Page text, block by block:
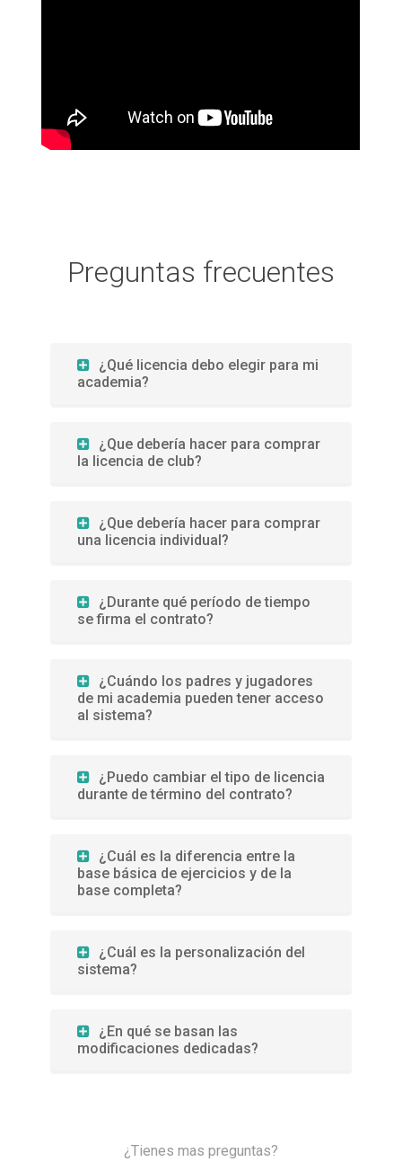
Preguntas frecuentes
¿Qué licencia debo elegir para mi
academia?
¿Que debería hacer para comprar
la licencia de club?
¿Que debería hacer para comprar
una licencia individual?
¿Durante qué período de tiempo
se firma el contrato?
¿Cuándo los padres y jugadores
de mi academia pueden tener acceso
al sistema?
¿Puedo cambiar el tipo de licencia
durante de término del contrato?
¿Cuál es la diferencia entre la
base básica de ejercicios y de la
base completa?
¿Cuál es la personalización del
sistema?
¿En qué se basan las
modificaciones dedicadas?
¿Tienes mas preguntas?